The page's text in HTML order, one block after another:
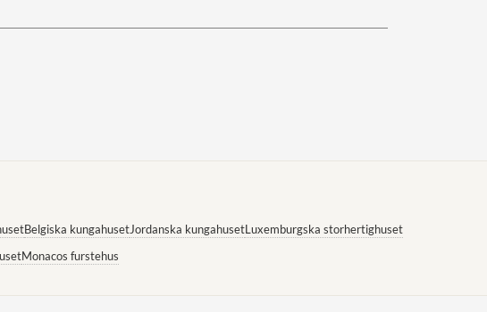
Belgiska kungahusetJordanska kungahusetLuxemburgska storhertighuset
Monacos furstehus